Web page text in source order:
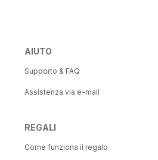
AIUTO
Supporto & FAQ
Assistenza via e-mail
REGALI
Come funziona il regalo